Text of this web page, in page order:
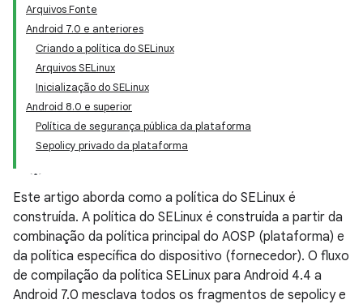
Arquivos Fonte
Android 7.0 e anteriores
Criando a política do SELinux
Arquivos SELinux
Inicialização do SELinux
Android 8.0 e superior
Política de segurança pública da plataforma
Sepolicy privado da plataforma
Este artigo aborda como a política do SELinux é
construída. A política do SELinux é construída a partir da
combinação da política principal do AOSP (plataforma) e
da política específica do dispositivo (fornecedor). O fluxo
de compilação da política SELinux para Android 4.4 a
Android 7.0 mesclava todos os fragmentos de sepolicy e